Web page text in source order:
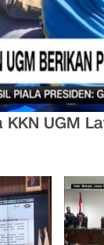
KKN UGM